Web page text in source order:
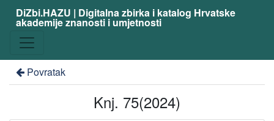
DiZbi.HAZU | Digitalna zbirka i katalog Hrvatske
akademije znanosti i umjetnosti
Povratak
Knj. 75(2024)